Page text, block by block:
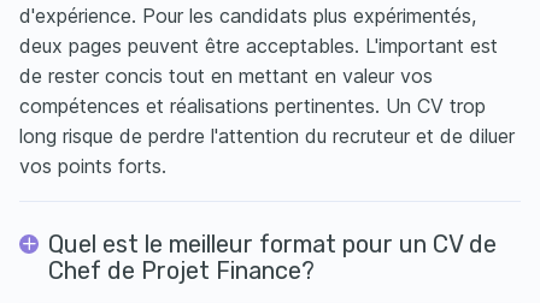
d'expérience. Pour les candidats plus expérimentés,
deux pages peuvent être acceptables. L'important est
de rester concis tout en mettant en valeur vos
compétences et réalisations pertinentes. Un CV trop
long risque de perdre l'attention du recruteur et de diluer
vos points forts.
Quel est le meilleur format pour un CV de
Chef de Projet Finance?